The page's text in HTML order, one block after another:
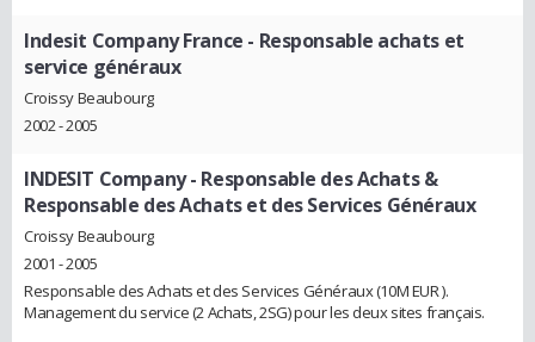
Indesit Company France - Responsable achats et
service généraux
Croissy Beaubourg
2002 - 2005
INDESIT Company- Responsable des Achats &
Responsable des Achats et des Services Généraux
Croissy Beaubourg
2001 - 2005
Responsable des Achats et des Services Généraux (10M EUR ).
Management du service (2 Achats, 2SG) pour les deux sites français.